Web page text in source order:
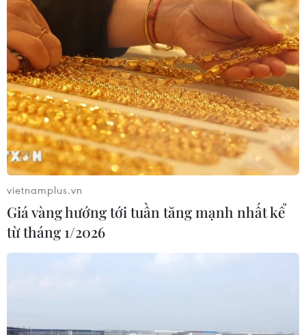
vietnamplus.vn
Giá vàng hướng tới tuần tăng mạnh nhất kể
từ tháng 1/2026